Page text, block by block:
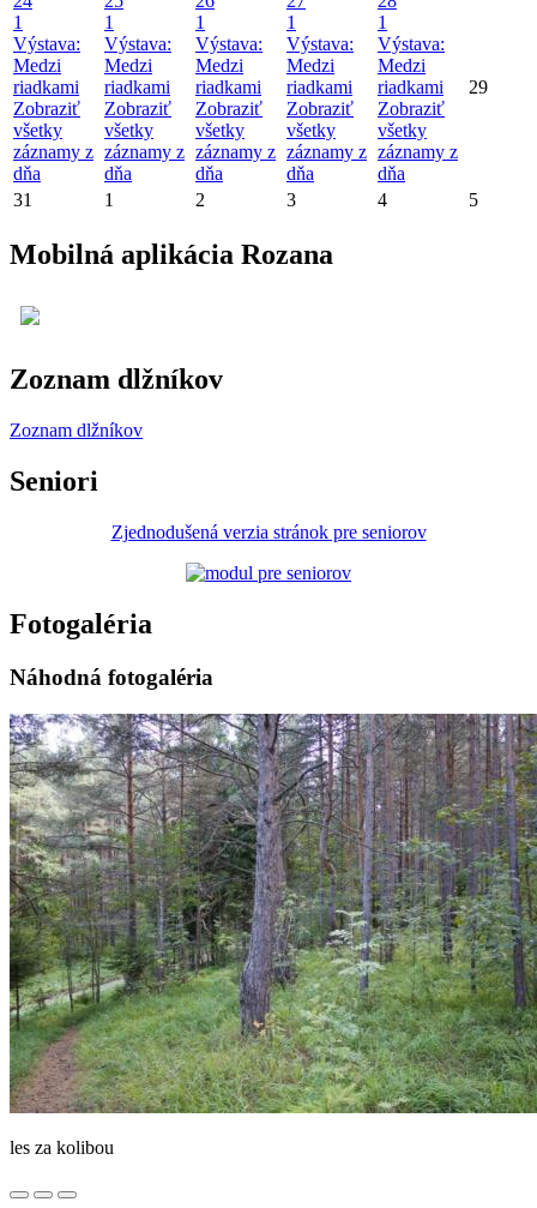
1
Výstava:
Medzi
riadkami
Zobraziť
všetky
záznamy z
dňa
1
Výstava:
Medzi
riadkami
Zobraziť
všetky
záznamy z
dňa
1
Výstava:
Medzi
riadkami
Zobraziť
všetky
záznamy z
dňa
1
Výstava:
Medzi
riadkami
Zobraziť
všetky
záznamy z
dňa
1
Výstava:
Medzi
riadkami
Zobraziť
všetky
záznamy z
dňa
29
31 1 2 3 4 5
Mobilná aplikácia Rozana
Zoznam dlžníkov
Zoznam dlžníkov
Seniori
Zjednodušená verzia stránok pre seniorov
Fotogaléria
Náhodná fotogaléria
les za kolibou